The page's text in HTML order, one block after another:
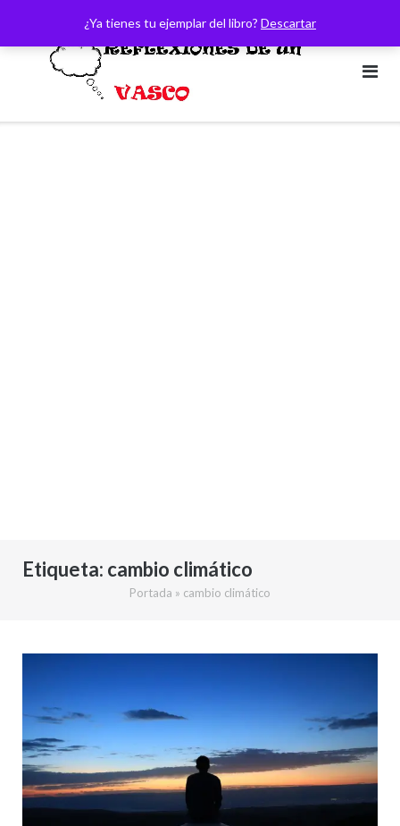
¿Ya tienes tu ejemplar del libro? Descartar
contenido
Etiqueta: cambio climático
Portada » cambio climático